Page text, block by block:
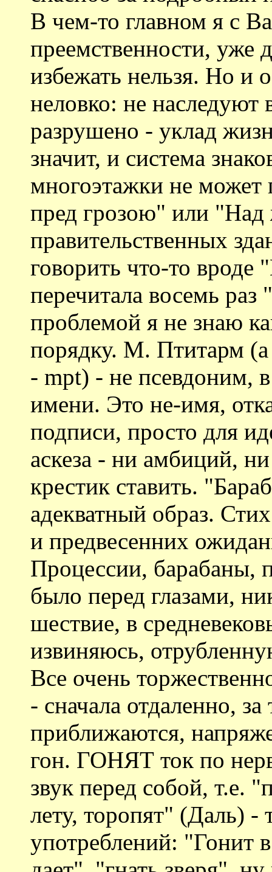
В чем-то главном я с
преемственности, уже
избежать нельзя. Но и
неловко: не наследуют
разрушено - уклад
значит, и система
многоэтажки не
пред грозою" или "Над
правительственных
говорить что-то вроде
перечитала восемь
проблемой я не знаю
порядку. М. Птитарм (а
- mpt) - не псевдоним,
имени. Это не-имя,
подписи, просто для
аскеза - ни амбиций,
крестик ставить.
адекватный образ.
и предвесенних
Процессии, барабаны,
было перед глазами,
шествие, в
извиняюсь,
Все очень
- сначала отдаленно,
приближаются,
гон. ГОНЯТ ток по
звук перед собой, т.е.
лету, торопят" (Даль) -
употреблений: "Гонит